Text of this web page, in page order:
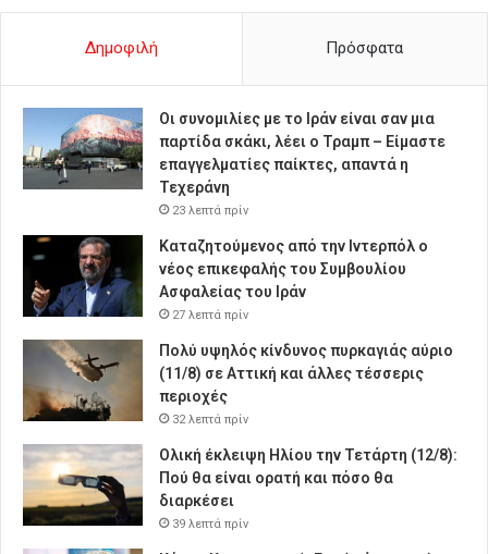
Δημοφιλή Πρόσφατα
Οι συνομιλίες με το Ιράν είναι σαν μια
παρτίδα σκάκι, λέει ο Τραμπ – Είμαστε
επαγγελματίες παίκτες, απαντά η
Τεχεράνη
23 λεπτά πρίν
Καταζητούμενος από την Ιντερπόλ ο
νέος επικεφαλής του Συμβουλίου
Ασφαλείας του Ιράν
27 λεπτά πρίν
Πολύ υψηλός κίνδυνος πυρκαγιάς αύριο
(11/8) σε Αττική και άλλες τέσσερις
περιοχές
32 λεπτά πρίν
Ολική έκλειψη Ηλίου την Τετάρτη (12/8):
Πού θα είναι ορατή και πόσο θα
διαρκέσει
39 λεπτά πρίν